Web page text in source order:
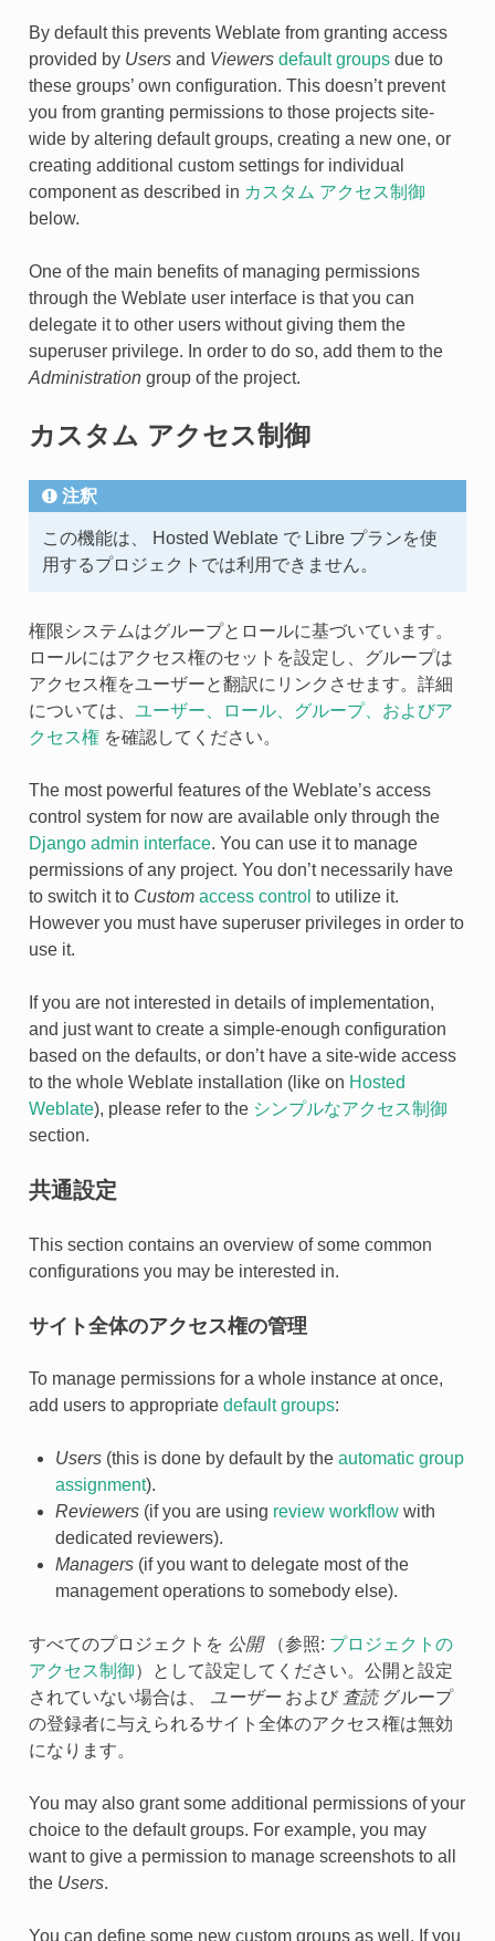
By default this prevents Weblate from granting access
provided by Usersand Viewers default groupsdue to
these groups’ own configuration. This doesn’t prevent
you from granting permissions to those projects site-
wide by altering default groups, creating a new one, or
creating additional custom settings for individual
component as described in カスタム アクセス制御
below.
One of the main benefits of managing permissions
through the Weblate user interface is that you can
delegate it to other users without giving them the
superuser privilege. In order to do so, add them to the
Administrationgroup of the project.
カスタム アクセス制御
注釈
この機能は、 Hosted Weblate で Libre プランを使
用するプロジェクトでは利用できません。
権限システムはグループとロールに基づいています。
ロールにはアクセス権のセットを設定し、グループは
アクセス権をユーザーと翻訳にリンクさせます。詳細
については、 ユーザー、ロール、グループ、およびア
クセス権を確認してください。
The most powerful features of the Weblate’s access
control system for now are available only through the
Django admin interface. You can use it to manage
permissions of any project. You don’t necessarily have
to switch it to Custom access control to utilize it.
However you must have superuser privileges in order to
use it.
If you are not interested in details of implementation,
and just want to create a simple-enough configuration
based on the defaults, or don’t have a site-wide access
to the whole Weblate installation (like on Hosted
Weblate), please refer to the シンプルなアクセス制御
section.
共通設定
This section contains an overview of some common
configurations you may be interested in.
サイト全体のアクセス権の管理
To manage permissions for a whole instance at once,
add users to appropriate default groups:
Users(this is done by default by the automatic group
assignment).
Reviewers(if you are using review workflowwith
dedicated reviewers).
Managers(if you want to delegate most of the
management operations to somebody else).
すべてのプロジェクトを 公開（参照: プロジェクトの
アクセス制御）として設定してください。公開と設定
されていない場合は、 ユーザーおよび 査読グループ
の登録者に与えられるサイト全体のアクセス権は無効
になります。
You may also grant some additional permissions of your
choice to the default groups. For example, you may
want to give a permission to manage screenshots to all
the Users.
You can define some new custom groups as well. If you